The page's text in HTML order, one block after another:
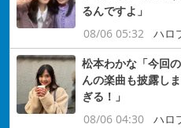
るんですよ」
08/06 05:32
ハロ
松本わかな「今回
んの楽曲も披露し
ぎる！」
08/06 04:30
ハロ